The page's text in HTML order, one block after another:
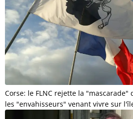
Corse: le FLNC rejette la
les "envahisseurs" venant vivre sur